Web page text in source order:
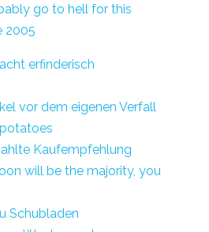
go to hell for this
2005
erfinderisch
vor dem eigenen Verfall
Kaufempfehlung
will be the majority, you
Schubladen